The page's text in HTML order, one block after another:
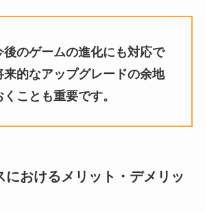
後のゲームの進化にも対応で
来的なアップグレードの余地
ことも重要です。
におけるメリット・デメリッ